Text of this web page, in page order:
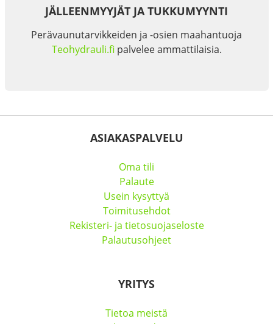
JÄLLEENMYYJÄT JA TUKKUMYYNTI
Perävaunutarvikkeiden ja -osien maahantuoja
Teohydrauli.fi palvelee ammattilaisia.
ASIAKASPALVELU
Oma tili
Palaute
Usein kysyttyä
Toimitusehdot
Rekisteri- ja tietosuojaseloste
Palautusohjeet
YRITYS
Tietoa meistä